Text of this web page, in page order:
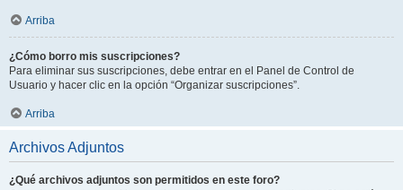
Arriba
¿Cómo borro mis suscripciones?
Para eliminar sus suscripciones, debe entrar en el Panel de Control de
Usuario y hacer clic en la opción “Organizar suscripciones”.
Arriba
Archivos Adjuntos
¿Qué archivos adjuntos son permitidos en este foro?